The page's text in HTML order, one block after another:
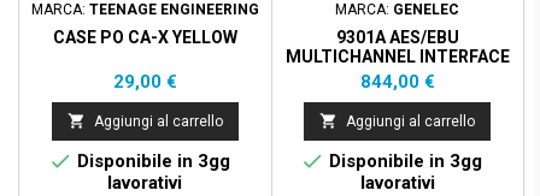
MARCA: TEENAGE ENGINEERING
CASE PO CA-X YELLOW
Prezzo
29,00 €
 Aggiungi al carrello
 Disponibile in 3gg
lavorativi
MARCA: GENELEC
9301A AES/EBU
MULTICHANNEL INTERFACE
Prezzo
844,00 €
 Aggiungi al carrello
 Disponibile in 3gg
lavorativi